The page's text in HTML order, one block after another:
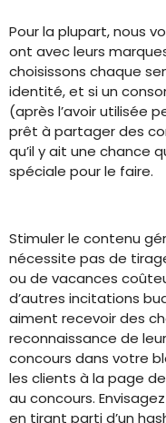
Pour la plupart, nous
ont avec leurs
choisissons chaque
identité, et si un
(après l’avoir utilisée
prêt à partager des
qu’il y ait une chance
spéciale pour le faire.
Stimuler le contenu
nécessite pas de
ou de vacances
d’autres incitations
aiment recevoir des
reconnaissance de
concours dans votre
les clients à la page
au concours.
en tirant parti d’un